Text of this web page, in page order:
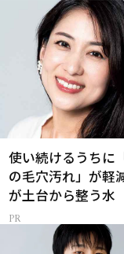
使い続けるうちに
の毛穴汚れ」が軽
が土台から整う水